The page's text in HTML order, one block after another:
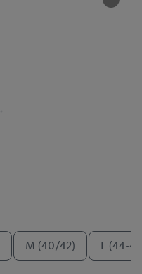
M (40/42) L (44-